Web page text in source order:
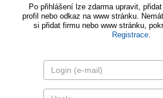
Po přihlášení lze zdarma upravit,
profil nebo odkaz na www stránku.
si přidat firmu nebo www stránku,
Registrace.